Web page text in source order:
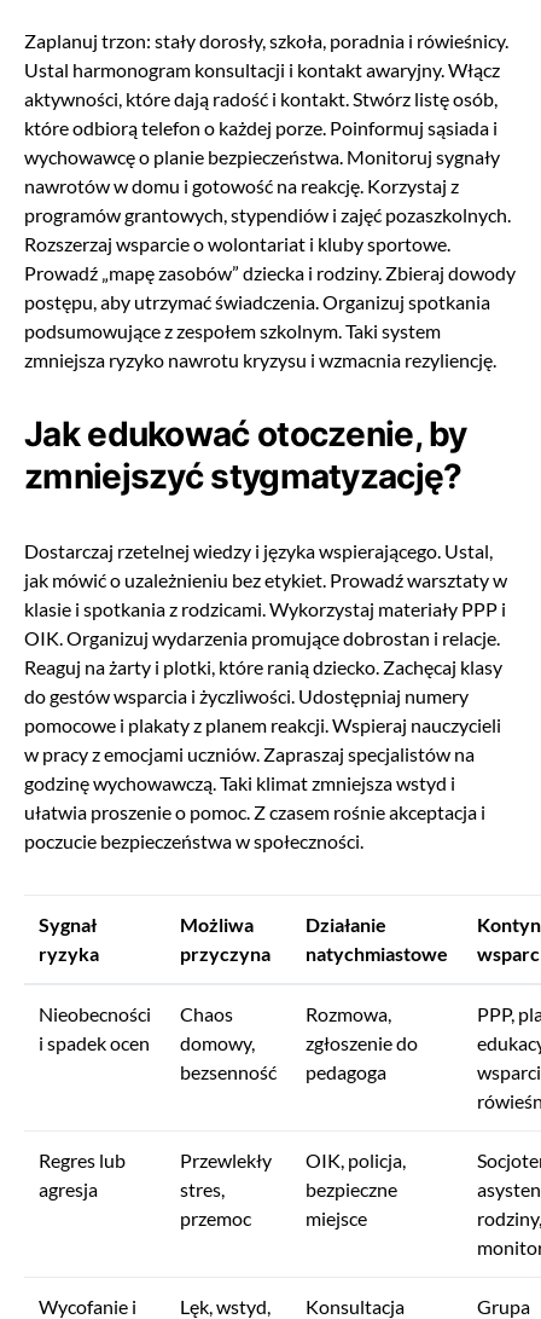
Zaplanuj trzon: stały dorosły, szkoła, poradnia i rówieśnicy.
Ustal harmonogram konsultacji i kontakt awaryjny. Włącz
aktywności, które dają radość i kontakt. Stwórz listę osób,
które odbiorą telefon o każdej porze. Poinformuj sąsiada i
wychowawcę o planie bezpieczeństwa. Monitoruj sygnały
nawrotów w domu i gotowość na reakcję. Korzystaj z
programów grantowych, stypendiów i zajęć pozaszkolnych.
Rozszerzaj wsparcie o wolontariat i kluby sportowe.
Prowadź „mapę zasobów” dziecka i rodziny. Zbieraj dowody
postępu, aby utrzymać świadczenia. Organizuj spotkania
podsumowujące z zespołem szkolnym. Taki system
zmniejsza ryzyko nawrotu kryzysu i wzmacnia rezyliencję.
Jak edukować otoczenie, by
zmniejszyć stygmatyzację?
Dostarczaj rzetelnej wiedzy i języka wspierającego. Ustal,
jak mówić o uzależnieniu bez etykiet. Prowadź warsztaty w
klasie i spotkania z rodzicami. Wykorzystaj materiały PPP i
OIK. Organizuj wydarzenia promujące dobrostan i relacje.
Reaguj na żarty i plotki, które ranią dziecko. Zachęcaj klasy
do gestów wsparcia i życzliwości. Udostępniaj numery
pomocowe i plakaty z planem reakcji. Wspieraj nauczycieli
w pracy z emocjami uczniów. Zapraszaj specjalistów na
godzinę wychowawczą. Taki klimat zmniejsza wstyd i
ułatwia proszenie o pomoc. Z czasem rośnie akceptacja i
poczucie bezpieczeństwa w społeczności.
Sygnał
ryzyka
Możliwa
przyczyna
Działanie
natychmiastowe
Nieobecności
i spadek ocen
Chaos
domowy,
bezsenność
Rozmowa,
zgłoszenie do
pedagoga
PPP,
Regres lub
agresja
Przewlekły
stres,
przemoc
OIK, policja,
bezpieczne
miejsce
rodziny,
Wycofanie i
Lęk, wstyd,
Konsultacja
Grupa